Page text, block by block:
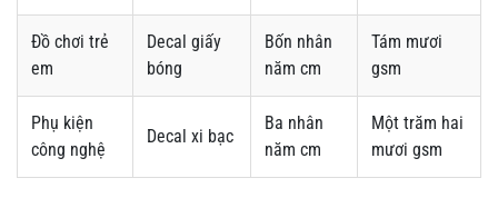
Đồ chơi trẻ
em
Decal giấy
bóng
Bốn nhân
năm cm
Tám mươi
gsm
Phụ kiện
công nghệ
Decal xi bạc
Ba nhân
năm cm
Một trăm hai
mươi gsm